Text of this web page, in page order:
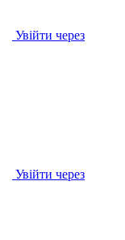
Увійти через
Увійти через